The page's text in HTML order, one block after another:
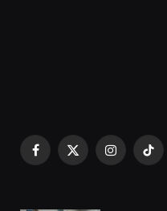
Facebook
X
Instagram